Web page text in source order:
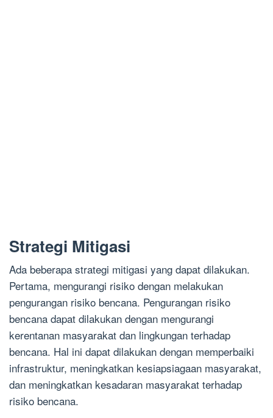
Strategi Mitigasi
Ada beberapa strategi mitigasi yang dapat dilakukan.
Pertama, mengurangi risiko dengan melakukan
pengurangan risiko bencana. Pengurangan risiko
bencana dapat dilakukan dengan mengurangi
kerentanan masyarakat dan lingkungan terhadap
bencana. Hal ini dapat dilakukan dengan memperbaiki
infrastruktur, meningkatkan kesiapsiagaan masyarakat,
dan meningkatkan kesadaran masyarakat terhadap
risiko bencana.